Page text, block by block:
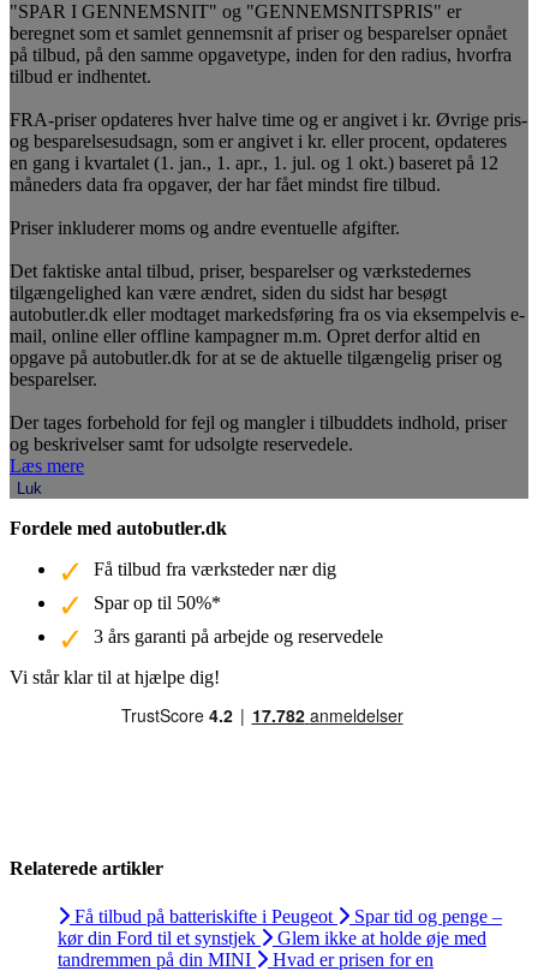
"SPAR I GENNEMSNIT" og "GENNEMSNITSPRIS" er
beregnet som et samlet gennemsnit af priser og besparelser opnået
på tilbud, på den samme opgavetype, inden for den radius, hvorfra
tilbud er indhentet.
FRA-priser opdateres hver halve time og er angivet i kr. Øvrige pris-
og besparelsesudsagn, som er angivet i kr. eller procent, opdateres
en gang i kvartalet (1. jan., 1. apr., 1. jul. og 1 okt.) baseret på 12
måneders data fra opgaver, der har fået mindst fire tilbud.
Priser inkluderer moms og andre eventuelle afgifter.
Det faktiske antal tilbud, priser, besparelser og værkstedernes
tilgængelighed kan være ændret, siden du sidst har besøgt
autobutler.dk eller modtaget markedsføring fra os via eksempelvis e-
mail, online eller offline kampagner m.m. Opret derfor altid en
opgave på autobutler.dk for at se de aktuelle tilgængelig priser og
besparelser.
Der tages forbehold for fejl og mangler i tilbuddets indhold, priser
og beskrivelser samt for udsolgte reservedele.
Læs mere
Luk
Fordele med autobutler.dk
Få tilbud fra værksteder nær dig
Spar op til 50%*
3 års garanti på arbejde og reservedele
Vi står klar til at hjælpe dig!
Relaterede artikler
Få tilbud på batteriskifte i Peugeot
Spar tid og penge –
kør din Ford til et synstjek
Glem ikke at holde øje med
tandremmen på din MINI
Hvad er prisen for en